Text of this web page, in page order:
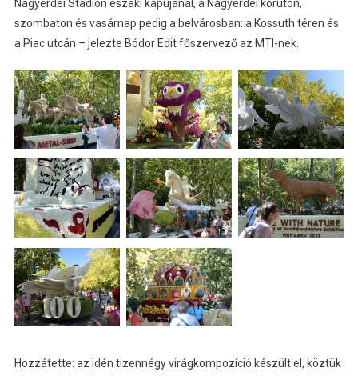
Nagyerdei Stadion északi kapujánál, a Nagyerdei körúton,
szombaton és vasárnap pedig a belvárosban: a Kossuth téren és
a Piac utcán – jelezte Bódor Edit főszervező az MTI-nek.
Hozzátette: az idén tizennégy virágkompozíció készült el, köztük